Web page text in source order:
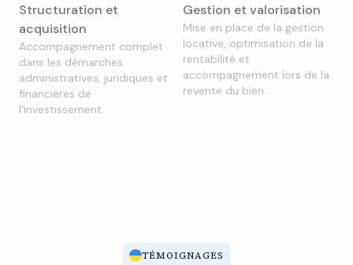
Structuration et
acquisition
Accompagnement complet
dans les démarches
administratives, juridiques et
financières de
l’investissement.
Gestion et valorisation
Mise en place de la gestion
locative, optimisation de la
rentabilité et
accompagnement lors de la
revente du bien.
TÉMOIGNAGES